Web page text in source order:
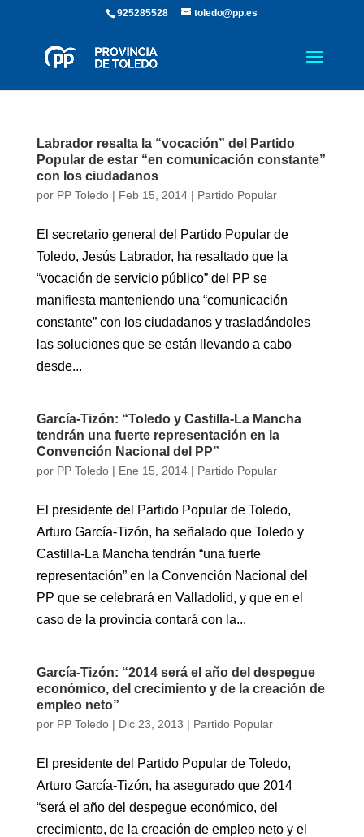
925285528 toledo@pp.es
Labrador resalta la “vocación” del Partido
Popular de estar “en comunicación constante”
con los ciudadanos
por PP Toledo| Feb 15, 2014| Partido Popular
El secretario general del Partido Popular de
Toledo, Jesús Labrador, ha resaltado que la
“vocación de servicio público” del PP se
manifiesta manteniendo una “comunicación
constante” con los ciudadanos y trasladándoles
las soluciones que se están llevando a cabo
desde...
García-Tizón: “Toledo y Castilla-La Mancha
tendrán una fuerte representación en la
Convención Nacional del PP”
por PP Toledo| Ene 15, 2014| Partido Popular
El presidente del Partido Popular de Toledo,
Arturo García-Tizón, ha señalado que Toledo y
Castilla-La Mancha tendrán “una fuerte
representación” en la Convención Nacional del
PP que se celebrará en Valladolid, y que en el
caso de la provincia contará con la...
García-Tizón: “2014 será el año del despegue
económico, del crecimiento y de la creación de
empleo neto”
por PP Toledo| Dic 23, 2013 | Partido Popular
El presidente del Partido Popular de Toledo,
Arturo García-Tizón, ha asegurado que 2014
“será el año del despegue económico, del
crecimiento, de la creación de empleo neto y el